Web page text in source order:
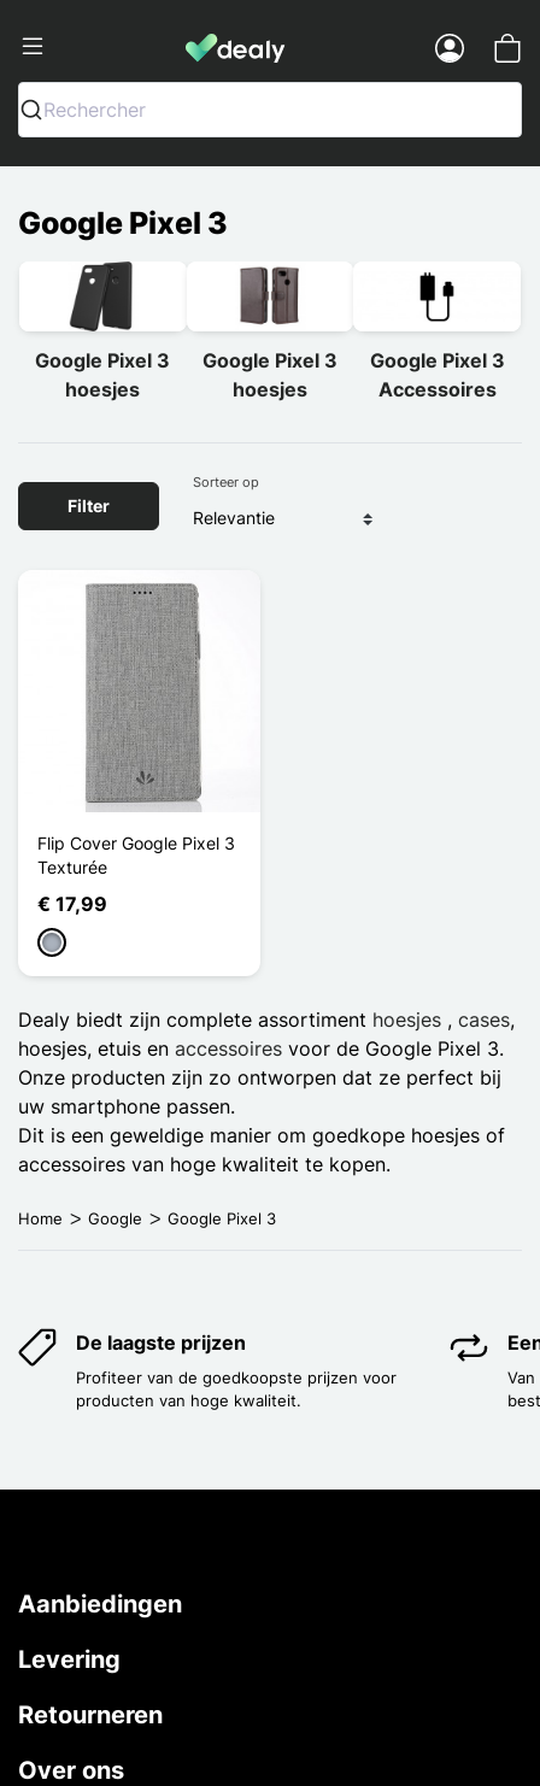
Dealy - Telefoonhoesjes en
Rechercher
Google Pixel 3
Google Pixel 3
hoesjes
Google Pixel 3
hoesjes
Google Pixel 3
Accessoires
Filter
Sorteer op
Flip Cover Google Pixel 3
Texturée
€ 17,99
Grijs
Dealy biedt zijn complete assortiment hoesjes , cases,
hoesjes, etuis en accessoires voor de Google Pixel 3.
Onze producten zijn zo ontworpen dat ze perfect bij
uw smartphone passen.
Dit is een geweldige manier om goedkope hoesjes of
accessoires van hoge kwaliteit te kopen.
Home Google Google Pixel 3
De laagste prijzen
Profiteer van de goedkoopste prijzen voor
producten van hoge kwaliteit.
Aanbiedingen
Levering
Retourneren
Over ons